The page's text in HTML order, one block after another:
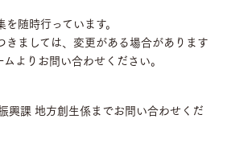
随時行っています。
きましては、変更がある場合があります
よりお問い合わせください。
興課 地方創生係までお問い合わせくだ